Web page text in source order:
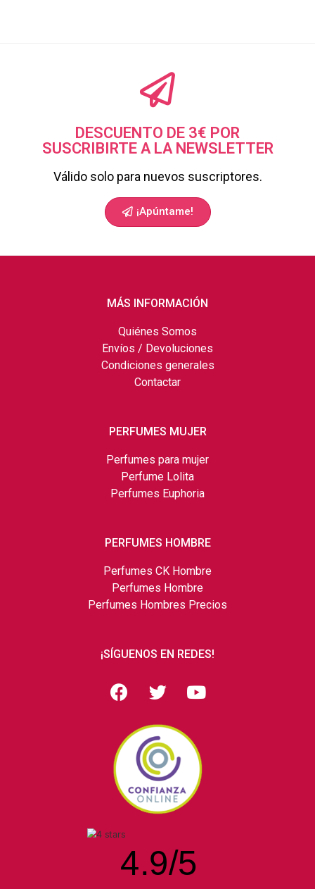
DESCUENTO DE 3€ POR
SUSCRIBIRTE A LA NEWSLETTER
Válido solo para nuevos suscriptores.
¡Apúntame!
MÁS INFORMACIÓN
Quiénes Somos
Envíos / Devoluciones
Condiciones generales
Contactar
PERFUMES MUJER
Perfumes para mujer
Perfume Lolita
Perfumes Euphoria
PERFUMES HOMBRE
Perfumes CK Hombre
Perfumes Hombre
Perfumes Hombres Precios
¡SÍGUENOS EN REDES!
4.9/5